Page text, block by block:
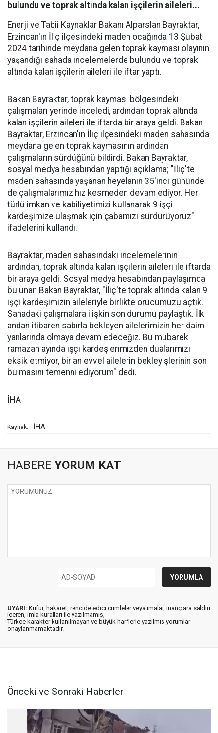
bulundu ve toprak altında kalan işçilerin aileleri...
Enerji ve Tabii Kaynaklar Bakanı Alparslan Bayraktar,
Erzincan'ın İliç ilçesindeki maden ocağında 13 Şubat
2024 tarihinde meydana gelen toprak kayması olayının
yaşandığı sahada incelemelerde bulundu ve toprak
altında kalan işçilerin aileleri ile iftar yaptı.
Bakan Bayraktar, toprak kayması bölgesindeki
çalışmaları yerinde inceledi, ardından toprak altında
kalan işçilerin aileleri ile iftarda bir araya geldi. Bakan
Bayraktar, Erzincan'ın İliç ilçesindeki maden sahasında
meydana gelen toprak kaymasının ardından
çalışmaların sürdüğünü bildirdi. Bakan Bayraktar,
sosyal medya hesabından yaptığı açıklama; "İliç'te
maden sahasında yaşanan heyelanın 35'inci gününde
de çalışmalarımız hız kesmeden devam ediyor. Her
türlü imkan ve kabiliyetimizi kullanarak 9 işçi
kardeşimize ulaşmak için çabamızı sürdürüyoruz"
ifadelerini kullandı.
Bayraktar, maden sahasındaki incelemelerinin
ardından, toprak altında kalan işçilerin aileleri ile iftarda
bir araya geldi. Sosyal medya hesabından paylaşımda
bulunan Bakan Bayraktar, "İliç'te toprak altında kalan 9
işçi kardeşimizin aileleriyle birlikte orucumuzu açtık.
Sahadaki çalışmalara ilişkin son durumu paylaştık. İlk
andan itibaren sabırla bekleyen ailelerimizin her daim
yanlarında olmaya devam edeceğiz. Bu mübarek
ramazan ayında işçi kardeşlerimizden dualarımızı
eksik etmiyor, bir an evvel ailelerin bekleyişlerinin son
bulmasını temenni ediyorum" dedi.
İHA
Kaynak: İHA
HABERE YORUM KAT
UYARI: Küfür, hakaret, rencide edici cümleler veya imalar, inançlara saldırı
içeren, imla kuralları ile yazılmamış,
Türkçe karakter kullanılmayan ve büyük harflerle yazılmış yorumlar
onaylanmamaktadır.
Önceki ve Sonraki Haberler